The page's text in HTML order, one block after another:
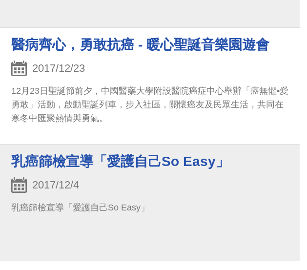
醫病齊心，勇敢抗癌 - 暖心聖誕音樂園遊會
2017/12/23
12月23日聖誕節前夕，中國醫藥大學附設醫院癌症中心舉辦「癌無懼•愛
勇敢」活動，啟動聖誕列車，步入社區，關懷癌友及民眾生活，共同在
寒冬中匯聚熱情與勇氣。
乳癌篩檢宣導「愛護自己So Easy」
2017/12/4
乳癌篩檢宣導「愛護自己So Easy」